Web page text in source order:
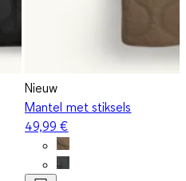
Nieuw
Mantel met stiksels
49,99 €